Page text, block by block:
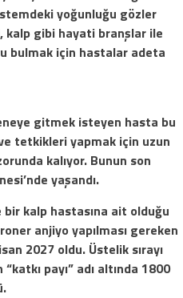
yoğunluğu gözler
kalp gibi hayati branşlar ile
bulmak için hastalar adeta
gitmek isteyen hasta bu
tetkikleri yapmak için uzun
kalıyor. Bunun son
yaşandı.
bir kalp hastasına ait olduğu
anjiyo yapılması gereken
2027 oldu. Üstelik sırayı
payı” adı altında 1800